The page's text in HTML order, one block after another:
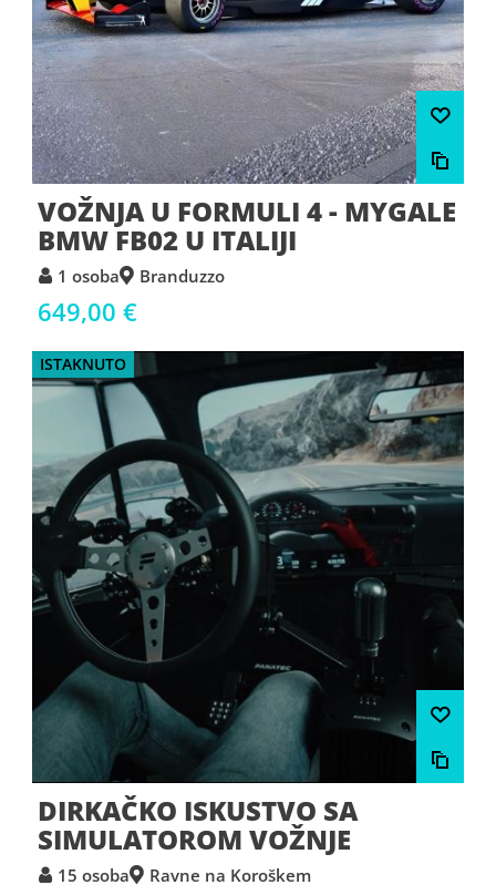
VOŽNJA U FORMULI 4 - MYGALE
BMW FB02 U ITALIJI
1 osoba Branduzzo
649,00 €
ISTAKNUTO
DIRKAČKO ISKUSTVO SA
SIMULATOROM VOŽNJE
15 osoba Ravne na Koroškem